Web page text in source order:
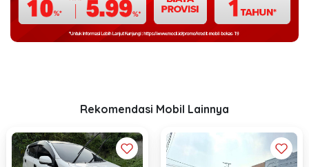
Rekomendasi Mobil Lainnya